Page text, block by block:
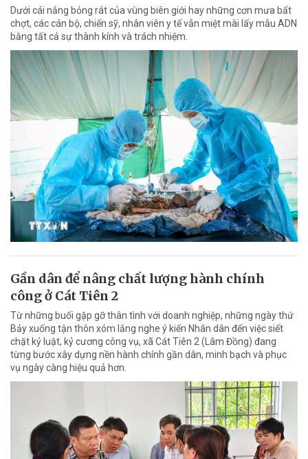
Dưới cái nắng bỏng rát của vùng biên giới hay những cơn mưa bất
chợt, các cán bộ, chiến sỹ, nhân viên y tế vẫn miệt mài lấy mẫu ADN
bằng tất cả sự thành kính và trách nhiệm.
Gần dân để nâng chất lượng hành chính
công ở Cát Tiên 2
Từ những buổi gặp gỡ thân tình với doanh nghiệp, những ngày thứ
Bảy xuống tận thôn xóm lắng nghe ý kiến Nhân dân đến việc siết
chặt kỷ luật, kỷ cương công vụ, xã Cát Tiên 2 (Lâm Đồng) đang
từng bước xây dựng nền hành chính gần dân, minh bạch và phục
vụ ngày càng hiệu quả hơn.